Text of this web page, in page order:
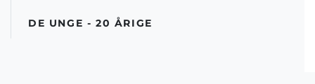
DE UNGE - 20 ÅRIGE